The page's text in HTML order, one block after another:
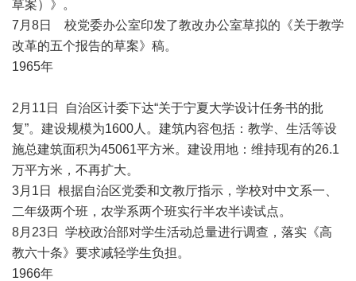
草案）》。
7月8日 校党委办公室印发了教改办公室草拟的《关于教学
改革的五个报告的草案》稿。
1965年
2月11日 自治区计委下达“关于宁夏大学设计任务书的批
复”。建设规模为1600人。建筑内容包括：教学、生活等设
施总建筑面积为45061平方米。建设用地：维持现有的26.1
万平方米，不再扩大。
3月1日 根据自治区党委和文教厅指示，学校对中文系一、
二年级两个班，农学系两个班实行半农半读试点。
8月23日 学校政治部对学生活动总量进行调查，落实《高
教六十条》要求减轻学生负担。
1966年